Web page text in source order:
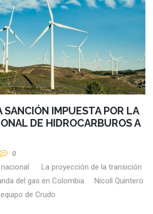
SANCIÓN IMPUESTA POR LA
DE HIDROCARBUROS A
0
nacional La proyección de la transición
del gas en Colombia Nicoll Quintero
de Crudo